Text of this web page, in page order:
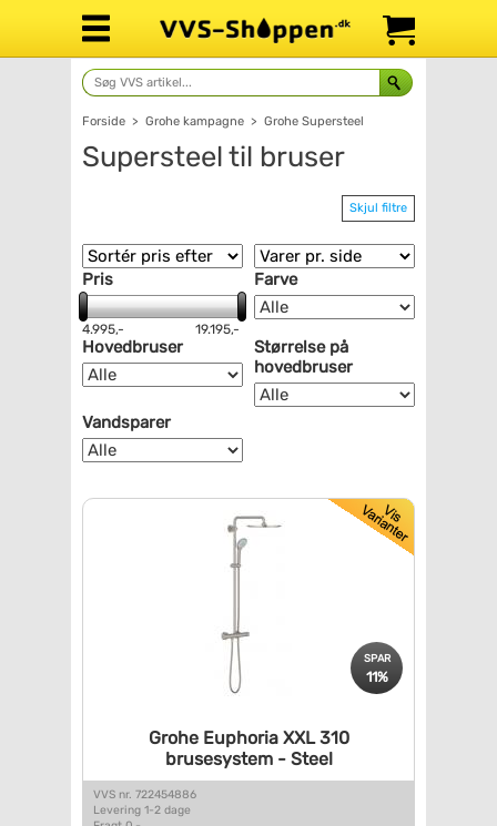
Forside > Grohe kampagne > Grohe Supersteel
Supersteel til bruser
Skjul filtre
Pris
4.995,- 19.195,-
Farve
Hovedbruser
Størrelse på
hovedbruser
Vandsparer
SPAR
11%
Grohe Euphoria XXL 310
brusesystem - Steel
VVS nr. 722454886
Levering 1-2 dage